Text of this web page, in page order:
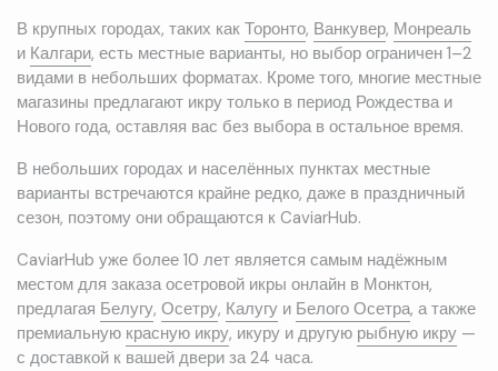
В крупных городах, таких как Торонто, Ванкувер, Монреаль
и Калгари, есть местные варианты, но выбор ограничен 1–2
видами в небольших форматах. Кроме того, многие местные
магазины предлагают икру только в период Рождества и
Нового года, оставляя вас без выбора в остальное время.
В небольших городах и населённых пунктах местные
варианты встречаются крайне редко, даже в праздничный
сезон, поэтому они обращаются к CaviarHub.
CaviarHub уже более 10 лет является самым надёжным
местом для заказа осетровой икры онлайн в Монктон,
предлагая Белугу, Осетру, Калугу и Белого Осетра, а также
премиальную красную икру, икуру и другую рыбную икру —
с доставкой к вашей двери за 24 часа.